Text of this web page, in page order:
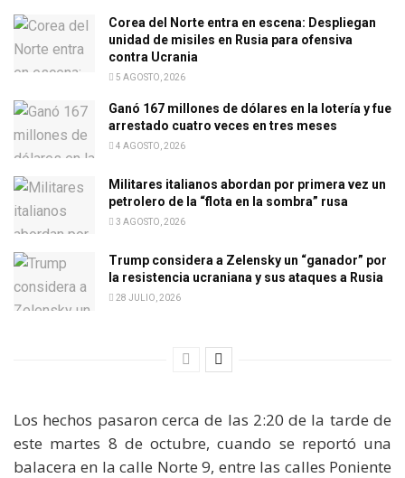
Corea del Norte entra en escena: Despliegan
unidad de misiles en Rusia para ofensiva
contra Ucrania
5 AGOSTO, 2026
Ganó 167 millones de dólares en la lotería y fue
arrestado cuatro veces en tres meses
4 AGOSTO, 2026
Militares italianos abordan por primera vez un
petrolero de la “flota en la sombra” rusa
3 AGOSTO, 2026
Trump considera a Zelensky un “ganador” por
la resistencia ucraniana y sus ataques a Rusia
28 JULIO, 2026
Los hechos pasaron cerca de las 2:20 de la tarde de
este martes 8 de octubre, cuando se reportó una
balacera en la calle Norte 9, entre las calles Poniente